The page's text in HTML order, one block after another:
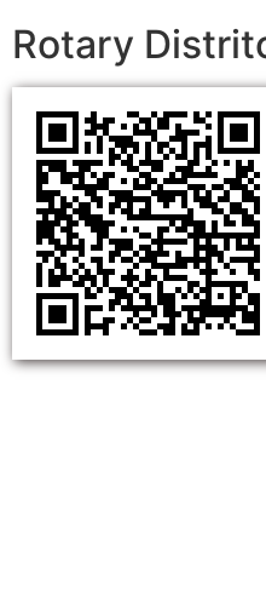
Rotary